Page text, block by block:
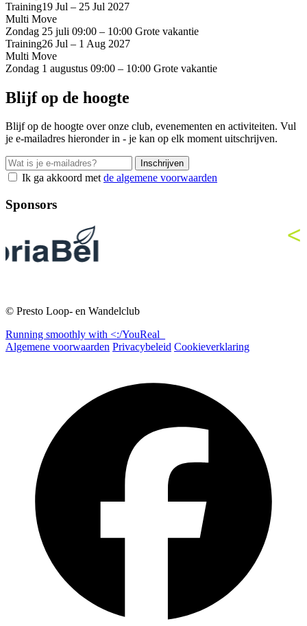
Training19 Jul – 25 Jul 2027
Multi Move
Zondag 25 juli 09:00 – 10:00 Grote vakantie
Training26 Jul – 1 Aug 2027
Multi Move
Zondag 1 augustus 09:00 – 10:00 Grote vakantie
Blijf op de hoogte
Blijf op de hoogte over onze club, evenementen en activiteiten. Vul
je e-mailadres hieronder in - je kan op elk moment uitschrijven.
Inschrijven
Ik ga akkoord metde algemene voorwaarden
Sponsors
© Presto Loop- en Wandelclub
Running smoothly with <:/YouReal
Algemene voorwaarden Privacybeleid Cookieverklaring